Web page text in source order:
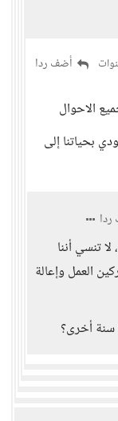
أضف ردا
الاحوال
بحياتنا إلى
تنسي أننا
العمل وإعالة